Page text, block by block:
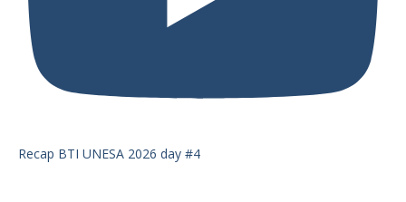
Recap BTI UNESA 2026 day #4